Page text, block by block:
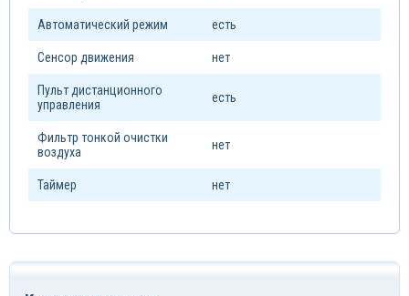
Автоматический режим есть
Сенсор движения нет
Пульт дистанционного
управления
есть
Фильтр тонкой очистки
воздуха
нет
Таймер нет